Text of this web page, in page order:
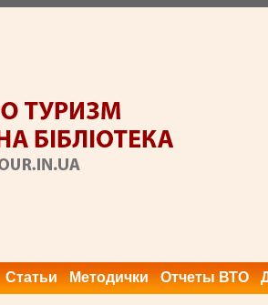
Статьи Методички Отчеты ВТО